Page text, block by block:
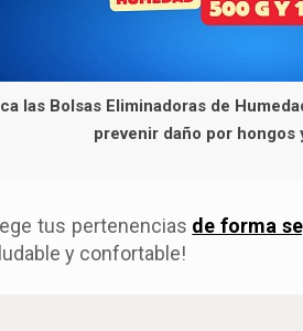
las Bolsas Eliminadoras de
prevenir daño por hongos
tus pertenencias de forma
y confortable!